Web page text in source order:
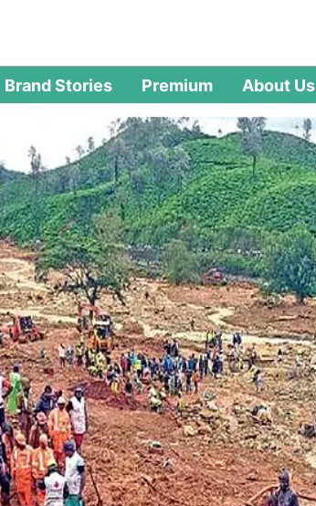
Brand Stories Premium About Us